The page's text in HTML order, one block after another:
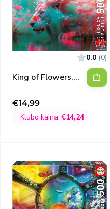
0.0 (0)
King of Flowers,
Išpardavimo
kaina
€14,99
Klubo kaina:€14,24